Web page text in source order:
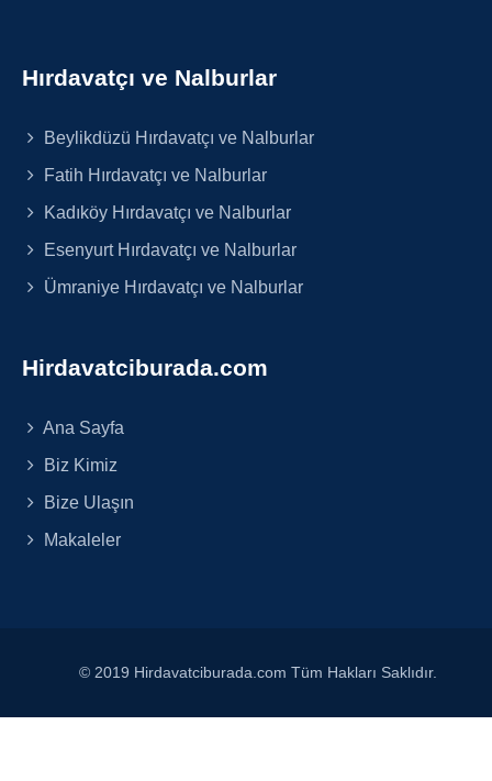
Hırdavatçı ve Nalburlar
Beylikdüzü Hırdavatçı ve Nalburlar
Fatih Hırdavatçı ve Nalburlar
Kadıköy Hırdavatçı ve Nalburlar
Esenyurt Hırdavatçı ve Nalburlar
Ümraniye Hırdavatçı ve Nalburlar
Hirdavatciburada.com
Ana Sayfa
Biz Kimiz
Bize Ulaşın
Makaleler
© 2019 Hirdavatciburada.com Tüm Hakları Saklıdır.